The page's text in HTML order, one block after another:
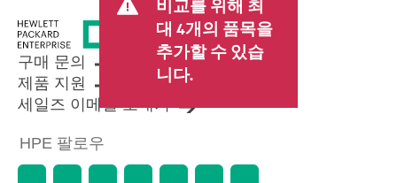
비교를 위해 최
대 4개의 품목을
추가할 수 있습
니다.
구매 문의
제품 지원
세일즈 이메일 보내기
HPE 팔로우